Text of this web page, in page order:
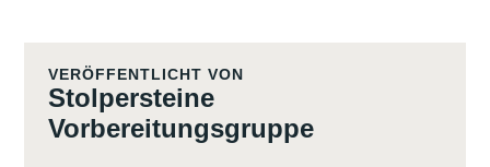
VERÖFFENTLICHT VON
Stolpersteine
Vorbereitungsgruppe